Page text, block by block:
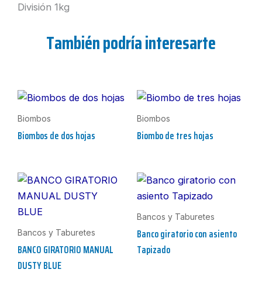
División 1kg
También podría interesarte
Biombos
Biombos de dos hojas
Biombos
Biombo de tres hojas
Bancos y Taburetes
BANCO GIRATORIO MANUAL
DUSTY BLUE
Bancos y Taburetes
Banco giratorio con asiento
Tapizado